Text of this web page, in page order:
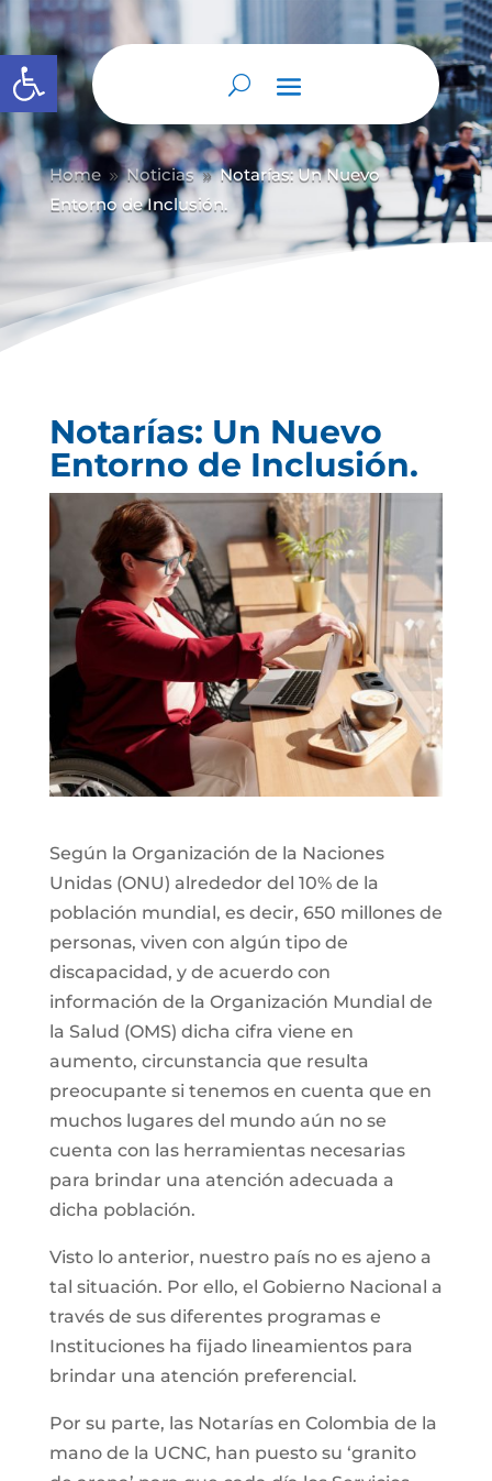
Abrir barra de herramientas
Home 9 Noticias 9 Notarías: Un Nuevo
Entorno de Inclusión.
Notarías: Un Nuevo
Entorno de Inclusión.
Según la Organización de la Naciones
Unidas (ONU) alrededor del 10% de la
población mundial, es decir, 650 millones de
personas, viven con algún tipo de
discapacidad, y de acuerdo con
información de la Organización Mundial de
la Salud (OMS) dicha cifra viene en
aumento, circunstancia que resulta
preocupante si tenemos en cuenta que en
muchos lugares del mundo aún no se
cuenta con las herramientas necesarias
para brindar una atención adecuada a
dicha población.
Visto lo anterior, nuestro país no es ajeno a
tal situación. Por ello, el Gobierno Nacional a
través de sus diferentes programas e
Instituciones ha fijado lineamientos para
brindar una atención preferencial.
Por su parte, las Notarías en Colombia de la
mano de la UCNC, han puesto su ‘granito